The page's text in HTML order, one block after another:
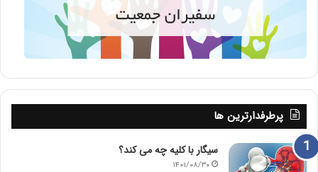
پرطرفدارترین ها
سیگار با کلیه چه می کند؟
۱۴۰۱/۰۸/۳۰